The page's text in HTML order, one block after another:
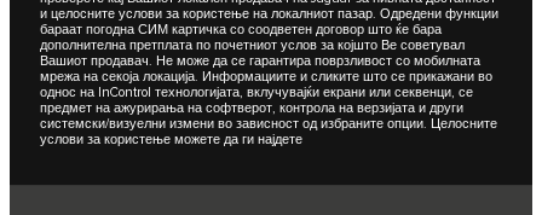
и целосните услови за користење на локалниот пазар. Одредени функции
бараат погодна СИМ картичка со соодветен договор што ќе бара
дополнителна претплата по почетниот услов за којшто Ве советувал
Вашиот продавач. Не може да се гарантира поврзливост со мобилната
мрежа на секоја локација. Информациите и сликите што се прикажани во
однос на InControl технологијата, вклучувајќи екрани или секвенци, се
предмет на ажурирања на софтверот, контрола на верзијата и други
системски/визуелни измени во зависност од избраните опции. Целосните
услови за користење можете да ги најдете